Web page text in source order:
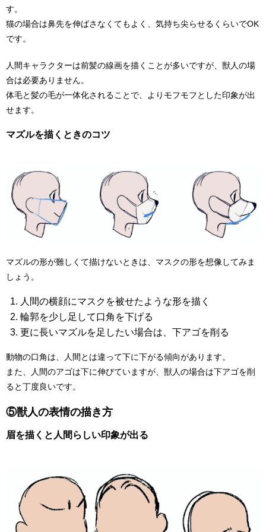
す。
猫の場合は鼻先を伸ばさなくてもよく、気持ち尖らせるくらいでOK
です。
人間キャラクターは前髪の線画を描くことが多いですが、獣人の場
合は必要ありません。
体毛と髪の毛が一体化されることで、よりモフモフとした印象が出
せます。
マズルを描くときのコツ
マズルの形が難しくて描けないときは、マスクの形を想像してみま
しょう。
人間の横顔にマスクを被せたような形を描く
輪郭を少し足して口角を下げる
更に長いマズルを足したい場合は、下アゴを削る
動物の口角は、人間とは違って下に下がる傾向があります。
また、人間のアゴは下に伸びていますが、獣人の場合は下アゴを削
ると丁度良いです。
⑤獣人の表情の描き方
眉を描くと人間らしい印象が出る